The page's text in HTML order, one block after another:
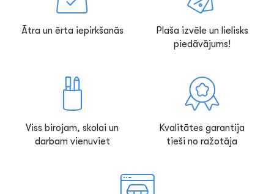
Ātra un ērta iepirkšanās
Plaša izvēle un lielisks
piedāvājums!
Viss birojam, skolai un
darbam vienuviet
Kvalitātes garantija
tieši no ražotāja